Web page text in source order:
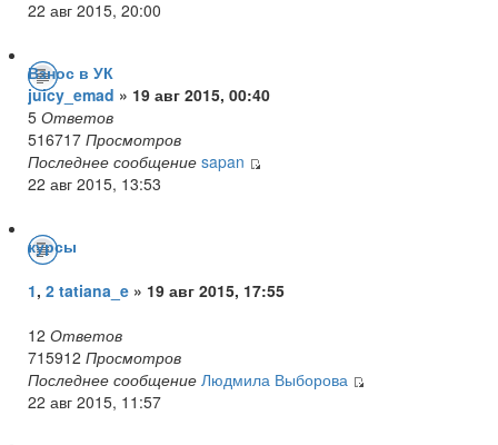
22 авг 2015, 20:00
Взнос в УК
juicy_emad » 19 авг 2015, 00:40
5 Ответов
516717 Просмотров
Последнее сообщение sapan
22 авг 2015, 13:53
курсы
1, 2 tatiana_e » 19 авг 2015, 17:55
12 Ответов
715912 Просмотров
Последнее сообщение Людмила Выборова
22 авг 2015, 11:57